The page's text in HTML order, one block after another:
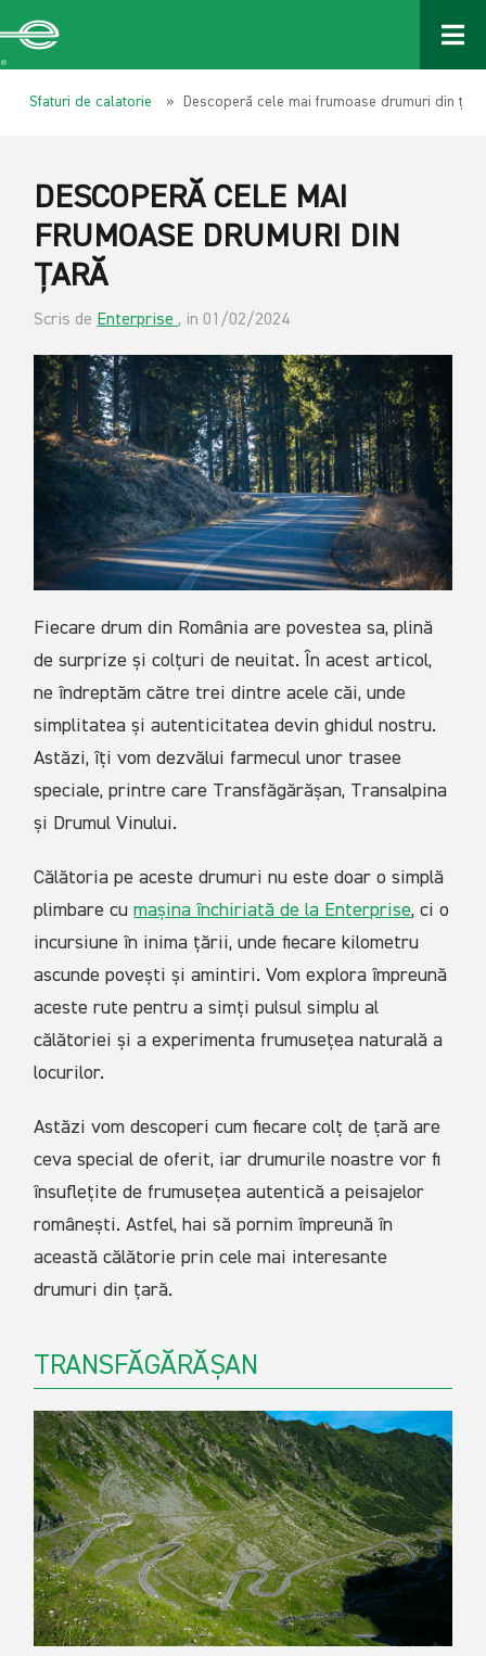
Sfaturi de calatorie » Descoperă cele mai frumoase drumuri din țară
DESCOPERĂ CELE MAI
FRUMOASE DRUMURI DIN
ȚARĂ
Scris de Enterprise , in 01/02/2024
Fiecare drum din România are povestea sa, plină
de surprize și colțuri de neuitat. În acest articol,
ne îndreptăm către trei dintre acele căi, unde
simplitatea și autenticitatea devin ghidul nostru.
Astăzi, îți vom dezvălui farmecul unor trasee
speciale, printre care Transfăgărășan, Transalpina
și Drumul Vinului.
Călătoria pe aceste drumuri nu este doar o simplă
plimbare cumașina închiriată de la Enterprise, ci o
incursiune în inima țării, unde fiecare kilometru
ascunde povești și amintiri. Vom explora împreună
aceste rute pentru a simți pulsul simplu al
călătoriei și a experimenta frumusețea naturală a
locurilor.
Astăzi vom descoperi cum fiecare colț de țară are
ceva special de oferit, iar drumurile noastre vor fi
însuflețite de frumusețea autentică a peisajelor
românești. Astfel, hai să pornim împreună în
această călătorie prin cele mai interesante
drumuri din țară.
TRANSFĂGĂRĂȘAN